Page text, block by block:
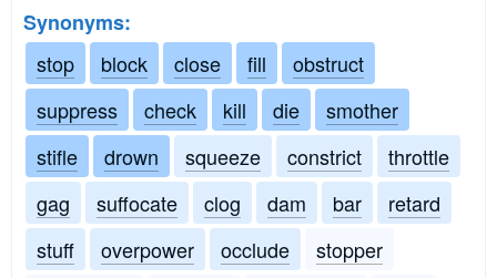
Synonyms:
stop
block close fill
obstruct
suppress
check kill die
smother
stifle
drown squeeze constrict
throttle
gag
suffocate clog dam bar
retard
stuff
overpower occlude
stopper